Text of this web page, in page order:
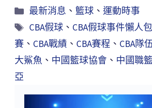
最新消息 、 籃球 、運動時事
CBA假球 、 CBA假球事件懶人包
賽 、 CBA戰績 、 CBA賽程 、 CBA隊
大鯊魚 、 中國籃球協會 、 中國職
亞